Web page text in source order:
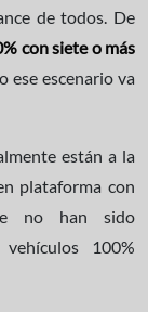
de todos. De
con siete o más
ese escenario va
están a la
plataforma con
no han sido
100%